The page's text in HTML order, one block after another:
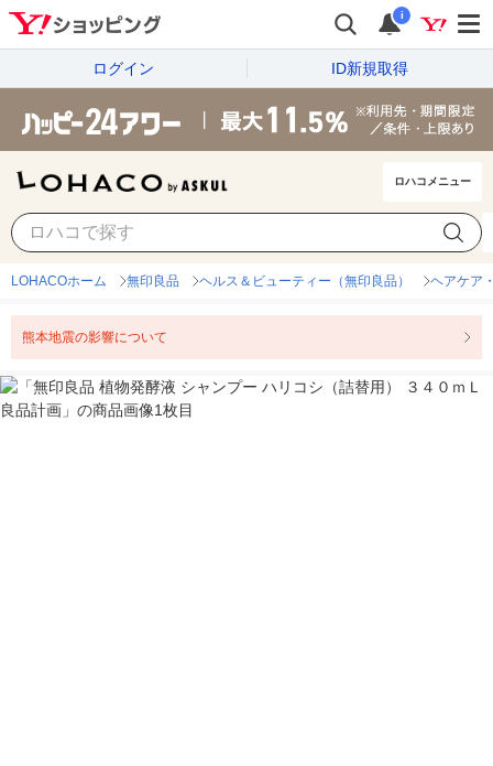
i
ログイン ID新規取得
ロハコメニュー
LOHACOホーム 無印良品 ヘルス＆ビューティー（無印良品） ヘアケア
熊本地震の影響について